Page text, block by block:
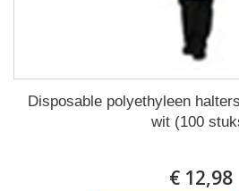
Disposable polyethyleen
wit (100
€ 12,98